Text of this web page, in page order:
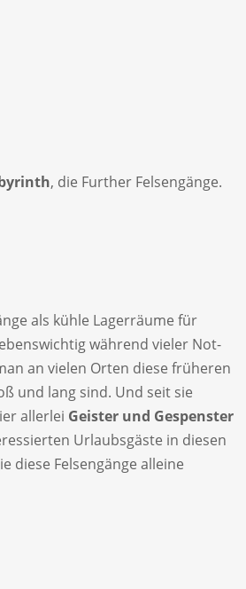
, die Further Felsengänge.
als kühle Lagerräume für
während vieler Not-
an vielen Orten diese früheren
und lang sind. Und seit sie
allerlei Geister und Gespenster
Urlaubsgäste in diesen
diese Felsengänge alleine